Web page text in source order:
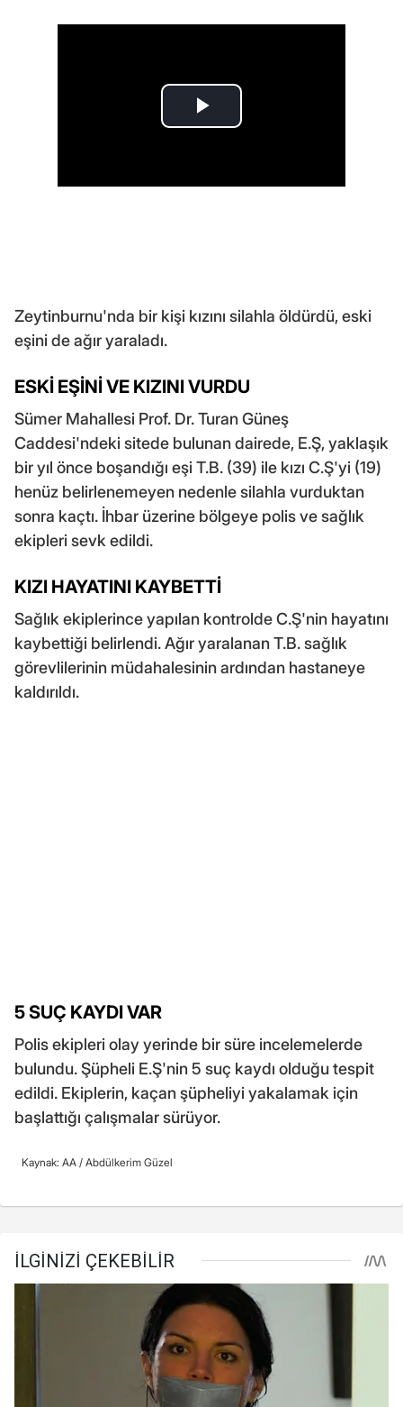
Zeytinburnu'nda bir kişi kızını silahla öldürdü, eski
eşini de ağır yaraladı.
ESKİ EŞİNİ VE KIZINI VURDU
Sümer Mahallesi Prof. Dr. Turan Güneş
Caddesi'ndeki sitede bulunan dairede, E.Ş, yaklaşık
bir yıl önce boşandığı eşi T.B. (39) ile kızı C.Ş'yi (19)
henüz belirlenemeyen nedenle silahla vurduktan
sonra kaçtı. İhbar üzerine bölgeye polis ve sağlık
ekipleri sevk edildi.
KIZI HAYATINI KAYBETTİ
Sağlık ekiplerince yapılan kontrolde C.Ş'nin hayatını
kaybettiği belirlendi. Ağır yaralanan T.B. sağlık
görevlilerinin müdahalesinin ardından hastaneye
kaldırıldı.
5 SUÇ KAYDI VAR
Polis ekipleri olay yerinde bir süre incelemelerde
bulundu. Şüpheli E.Ş'nin 5 suç kaydı olduğu tespit
edildi. Ekiplerin, kaçan şüpheliyi yakalamak için
başlattığı çalışmalar sürüyor.
Kaynak: AA / Abdülkerim Güzel